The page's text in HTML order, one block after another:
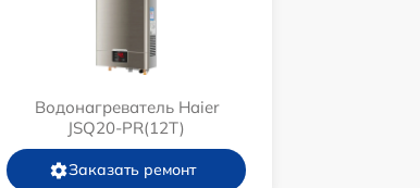
Водонагреватель Haier
JSQ20-PR(12T)
Заказать ремонт